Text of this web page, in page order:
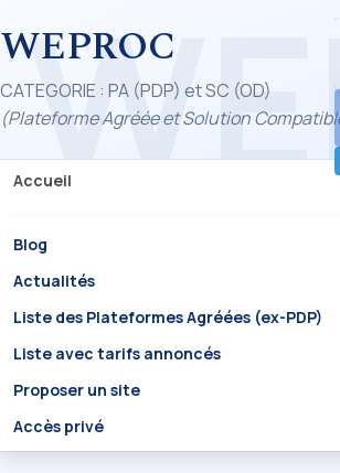
WEPROC
CATEGORIE : PA (PDP) et SC (OD)
(Plateforme Agréée et Solution
Accueil
Blog
Actualités
Liste des Plateformes Agréées (ex-PDP)
Liste avec tarifs annoncés
Proposer un site
Accès privé